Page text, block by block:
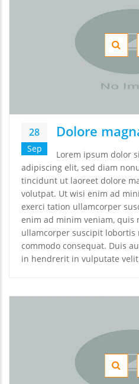
28
Sep
Dolore
Lorem ipsum dolor
adipiscing elit, sed diam
tincidunt ut laoreet dolore
volutpat. Ut wisi enim ad
exerci tation ullamcorper
enim ad minim veniam, quis
ullamcorper suscipit lobortis
commodo consequat. Duis
in hendrerit in vulputate